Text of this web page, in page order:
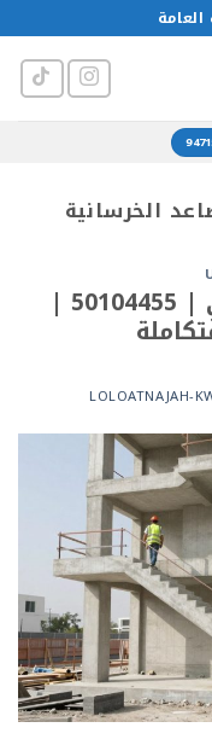
الخرسانية
بناء مصاعد | درج خرساني | 50104455 |
LOLOATNAJAH-